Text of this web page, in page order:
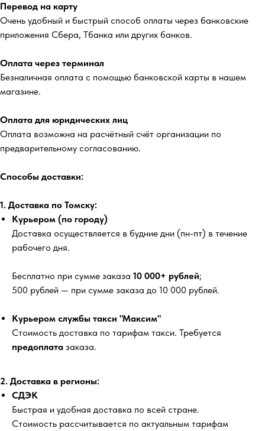
Перевод на карту
Очень удобный и быстрый способ оплаты через банковские
приложения Сбера, Тбанка или других банков.
Оплата через терминал
Безналичная оплата с помощью банковской карты в нашем
магазине.
Оплата для юридических лиц
Оплата возможна на расчётный счёт организации по
предварительному согласованию.
Способы доставки:
1. Доставка по Томску:
Курьером (по городу)
Доставка осуществляется в будние дни (пн-пт) в течение
рабочего дня.
Бесплатно при сумме заказа 10 000+ рублей;
500 рублей — при сумме заказа до 10 000 рублей.
Курьером службы такси "Максим"
Стоимость доставка по тарифам такси. Требуется
предоплата заказа.
2. Доставка в регионы:
СДЭК
Быстрая и удобная доставка по всей стране.
Стоимость рассчитывается по актуальным тарифам